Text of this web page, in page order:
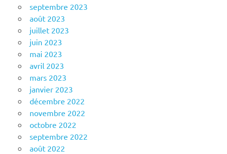
septembre 2023
août 2023
juillet 2023
juin 2023
mai 2023
avril 2023
mars 2023
janvier 2023
décembre 2022
novembre 2022
octobre 2022
septembre 2022
août 2022